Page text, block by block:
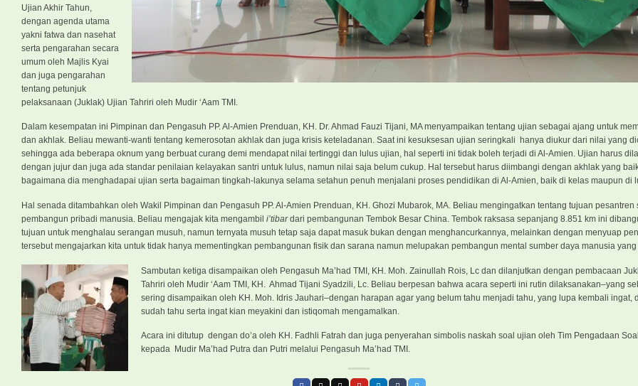
Ujian Akhir Tahun,
dengan agenda utama
yakni fatwa dan nasehat
serta pengarahan secara
umum oleh Majlis Kyai
dan juga pengarahan
tentang petunjuk
pelaksanaan (Juklak) Ujian Tahriri oleh Mudir ‘Aam TMI.
Dalam kesempatan ini Pimpinan dan Pengasuh PP. Al-Amien Prenduan, KH. Dr. Ahmad Fauzi Tijani, MA menyampaikan tentang ujian sebagai ajang untuk
dan akhlak. Beliau mewanti-wanti tentang kemerosotan akhlak dan juga krisis keteladanan. Saat ini kesuksesan ujian seringkali hanya diukur dari nilai yang
sehingga ada beberapa oknum yang berbuat curang demi mendapat nilai tertinggi dan lulus ujian, hal seperti ini tidak boleh terjadi di Al-Amien. Ujian harus
dengan jujur dan juga ada standar penilaian kelayakan santri untuk lulus, namun nilai saja belum cukup. Hal tersebut harus diimbangi dengan akhlak yang
bagaimana dia menghadapai ujian serta bagaiman tingkah-lakunya selama setahun penuh menjalani proses pendidikan di Al-Amien, baik di kelas maupun di
Hal senada ditambahkan oleh Wakil Pimpinan dan Pengasuh PP. Al-Amien Prenduan, KH. Ghozi Mubarok, MA. Beliau mengingatkan tentang tujuan pesantren
pembangun pribadi manusia. Beliau mengajak kita mengambil i’tibardari pembangunan Tembok Besar China. Tembok raksasa sepanjang 8.851 km ini
tujuan untuk menghalau serangan musuh, namun ternyata musuh tetap saja dapat masuk bukan dengan menghancurkannya, melainkan dengan menyuap
tersebut mengajarkan kita untuk tidak hanya mementingkan pembangunan fisik dan sarana namun melupakan pembangun mental sumber daya manusia
Sambutan ketiga disampaikan oleh Pengasuh Ma’had TMI, KH. Moh. Zainullah Rois, Lc dan dilanjutkan dengan pembacaan
Tahriri oleh Mudir ‘Aam TMI, KH. Ahmad Tijani Syadzili, Lc. Beliau berpesan bahwa acara seperti ini rutin dilaksanakan–yang
sering disampaikan oleh KH. Moh. Idris Jauhari–dengan harapan agar yang belum tahu menjadi tahu, yang lupa kembali ingat,
sudah tahu serta ingat kian meyakini dan istiqomah mengamalkan.
Acara ini ditutup dengan do’a oleh KH. Fadhli Fatrah dan juga penyerahan simbolis naskah soal ujian oleh Tim Pengadaan
kepada Mudir Ma’had Putra dan Putri melalui Pengasuh Ma’had TMI.